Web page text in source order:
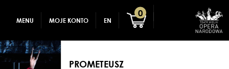
MENU MOJE KONTO EN
0
DLA DZIECI
ZALOGUJ
PROMETEUSZ